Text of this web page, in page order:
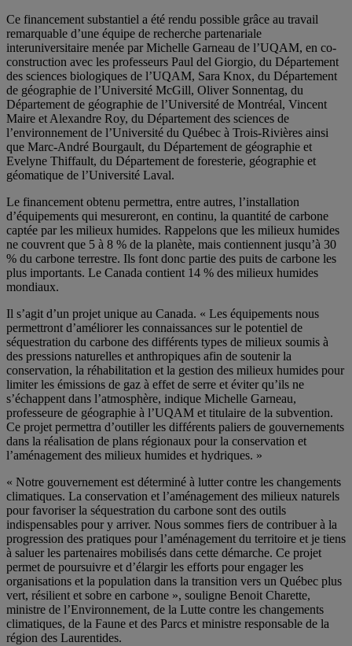
Ce financement substantiel a été rendu possible grâce au travail
remarquable d’une équipe de recherche partenariale
interuniversitaire menée par Michelle Garneau de l’UQAM, en co-
construction avec les professeurs Paul del Giorgio, du Département
des sciences biologiques de l’UQAM, Sara Knox, du Département
de géographie de l’Université McGill, Oliver Sonnentag, du
Département de géographie de l’Université de Montréal, Vincent
Maire et Alexandre Roy, du Département des sciences de
l’environnement de l’Université du Québec à Trois-Rivières ainsi
que Marc-André Bourgault, du Département de géographie et
Evelyne Thiffault, du Département de foresterie, géographie et
géomatique de l’Université Laval.
Le financement obtenu permettra, entre autres, l’installation
d’équipements qui mesureront, en continu, la quantité de carbone
captée par les milieux humides. Rappelons que les milieux humides
ne couvrent que 5 à 8 % de la planète, mais contiennent jusqu’à 30
% du carbone terrestre. Ils font donc partie des puits de carbone les
plus importants. Le Canada contient 14 % des milieux humides
mondiaux.
Il s’agit d’un projet unique au Canada. « Les équipements nous
permettront d’améliorer les connaissances sur le potentiel de
séquestration du carbone des différents types de milieux soumis à
des pressions naturelles et anthropiques afin de soutenir la
conservation, la réhabilitation et la gestion des milieux humides pour
limiter les émissions de gaz à effet de serre et éviter qu’ils ne
s’échappent dans l’atmosphère, indique Michelle Garneau,
professeure de géographie à l’UQAM et titulaire de la subvention.
Ce projet permettra d’outiller les différents paliers de gouvernements
dans la réalisation de plans régionaux pour la conservation et
l’aménagement des milieux humides et hydriques. »
« Notre gouvernement est déterminé à lutter contre les changements
climatiques. La conservation et l’aménagement des milieux naturels
pour favoriser la séquestration du carbone sont des outils
indispensables pour y arriver. Nous sommes fiers de contribuer à la
progression des pratiques pour l’aménagement du territoire et je tiens
à saluer les partenaires mobilisés dans cette démarche. Ce projet
permet de poursuivre et d’élargir les efforts pour engager les
organisations et la population dans la transition vers un Québec plus
vert, résilient et sobre en carbone », souligne Benoit Charette,
ministre de l’Environnement, de la Lutte contre les changements
climatiques, de la Faune et des Parcs et ministre responsable de la
région des Laurentides.